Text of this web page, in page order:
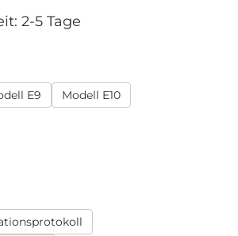
2-5 Tage
ist zurzeit nicht verfügbar.)
E9 Modell E10